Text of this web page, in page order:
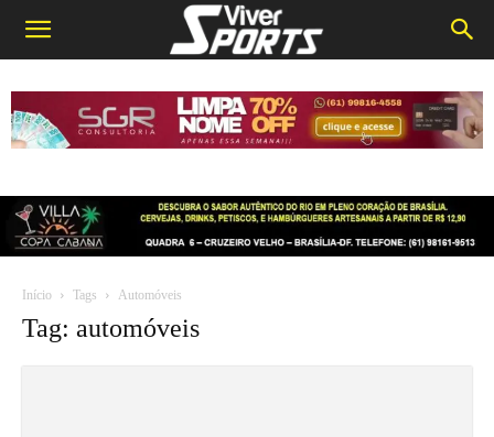
Início Tags Automóveis
Tag: automóveis